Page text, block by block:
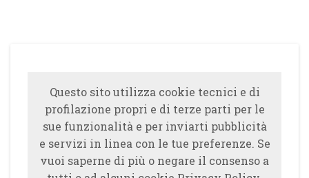
Questo sito utilizza cookie tecnici e di
profilazione propri e di terze parti per le
sue funzionalità e per inviarti pubblicità
e servizi in linea con le tue preferenze. Se
vuoi saperne di più o negare il consenso a